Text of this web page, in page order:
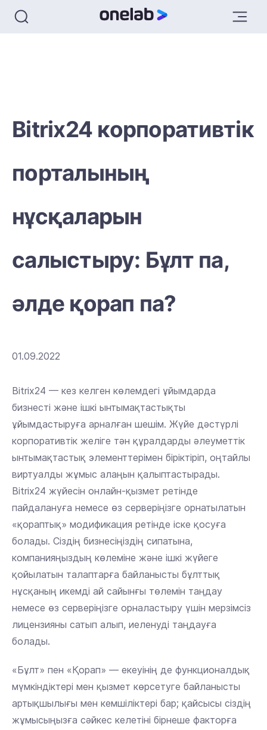
Bitrix24 корпоративтік
порталының
нұсқаларын
салыстыру: Бұлт па,
әлде қорап па?
01.09.2022
Bitrix24 — кез келген көлемдегі ұйымдарда
бизнесті және ішкі ынтымақтастықты
ұйымдастыруға арналған шешім. Жүйе дәстүрлі
корпоративтік желіге тән құралдарды әлеуметтік
ынтымақтастық элементтерімен біріктіріп, оңтайлы
виртуалды жұмыс алаңын қалыптастырады.
Bitrix24 жүйесін онлайн-қызмет ретінде
пайдалануға немесе өз серверіңізге орнатылатын
«қораптық» модификация ретінде іске қосуға
болады. Сіздің бизнесіңіздің сипатына,
компанияңыздың көлеміне және ішкі жүйеге
қойылатын талаптарға байланысты бұлттық
нұсқаның икемді ай сайынғы төлемін таңдау
немесе өз серверіңізге орналастыру үшін мерзімсіз
лицензияны сатып алып, иеленуді таңдауға
болады.
«Бұлт» пен «Қорап» — екеуінің де функционалдық
мүмкіндіктері мен қызмет көрсетуге байланысты
артықшылығы мен кемшіліктері бар; қайсысы сіздің
жұмысыңызға сәйкес келетіні бірнеше факторға